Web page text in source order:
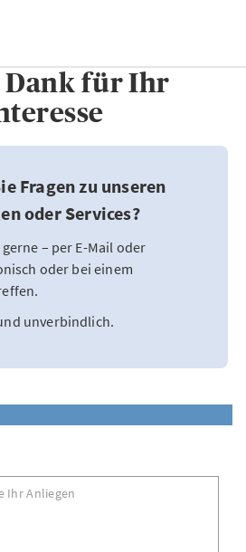
Dank für Ihr
Fragen zu unseren
oder Services?
– per E-Mail oder
oder bei einem
unverbindlich.